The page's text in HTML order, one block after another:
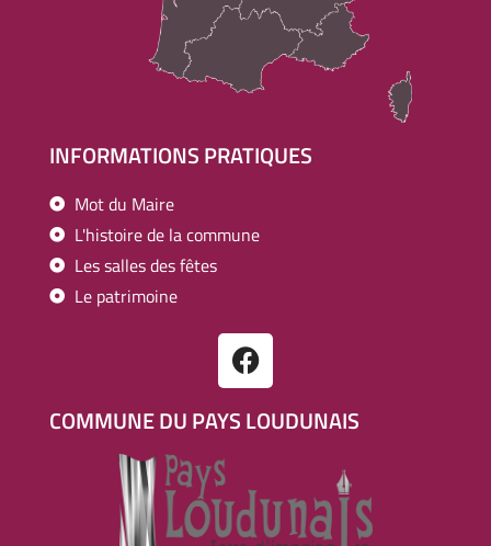
INFORMATIONS PRATIQUES
Mot du Maire
L'histoire de la commune
Les salles des fêtes
Le patrimoine
COMMUNE DU PAYS LOUDUNAIS